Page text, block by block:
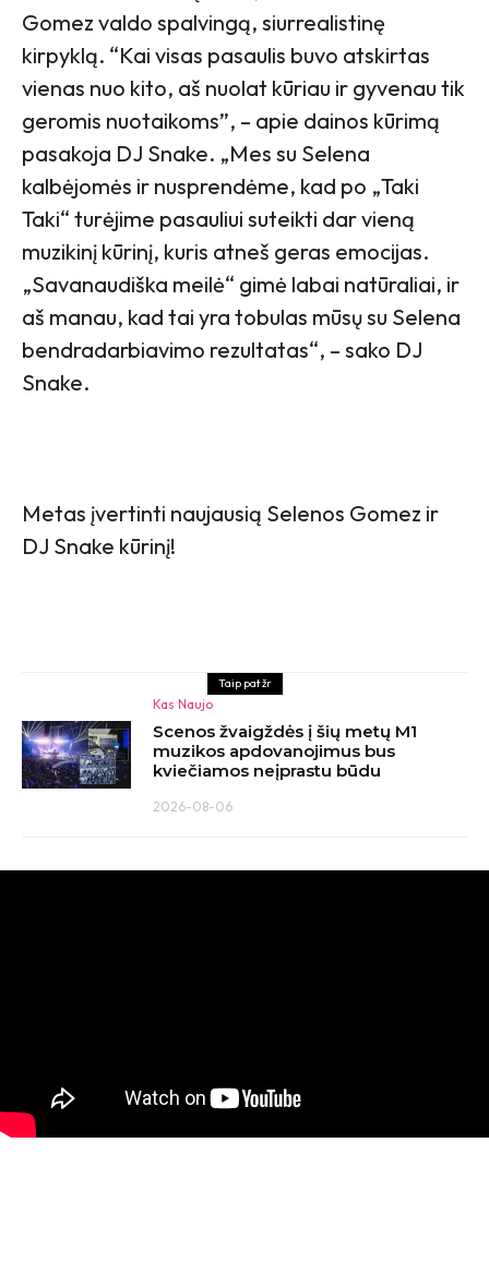
Gomez valdo spalvingą, siurrealistinę
kirpyklą. “Kai visas pasaulis buvo atskirtas
vienas nuo kito, aš nuolat kūriau ir gyvenau tik
geromis nuotaikoms”, – apie dainos kūrimą
pasakoja DJ Snake. „Mes su Selena
kalbėjomės ir nusprendėme, kad po „Taki
Taki“ turėjime pasauliui suteikti dar vieną
muzikinį kūrinį, kuris atneš geras emocijas.
„Savanaudiška meilė“ gimė labai natūraliai, ir
aš manau, kad tai yra tobulas mūsų su Selena
bendradarbiavimo rezultatas“, – sako DJ
Snake.
Metas įvertinti naujausią Selenos Gomez ir
DJ Snake kūrinį!
Taip pat žr
Kas Naujo
Scenos žvaigždės į šių metų M1
muzikos apdovanojimus bus
kviečiamos neįprastu būdu
2026-08-06